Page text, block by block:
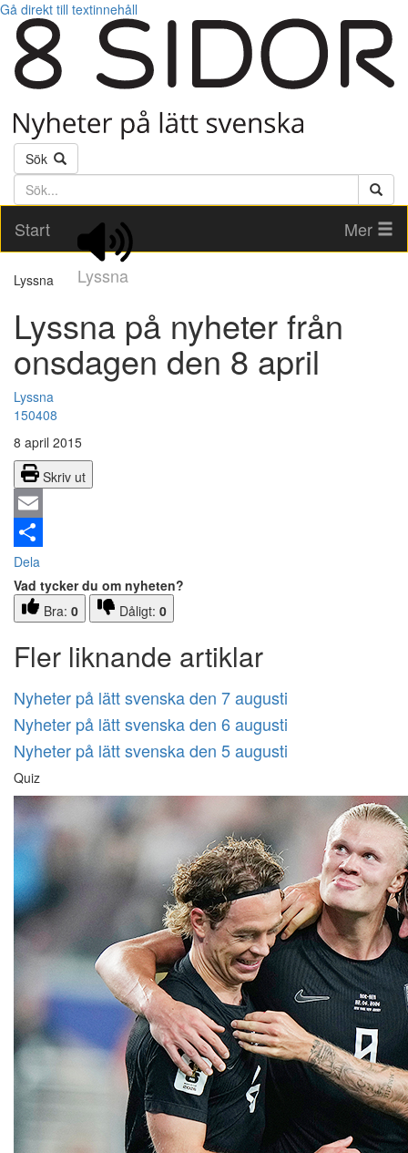
Gå direkt till textinnehåll
Sök
Söktext
Start
Lyssna
Mer
Lyssna
Lyssna på nyheter från
onsdagen den 8 april
Lyssna
150408
8 april 2015
Skriv ut
Email
Dela
Vad tycker du om nyheten?
Bra: 0 Dåligt: 0
Fler liknande artiklar
Nyheter på lätt svenska den 7 augusti
Nyheter på lätt svenska den 6 augusti
Nyheter på lätt svenska den 5 augusti
Quiz